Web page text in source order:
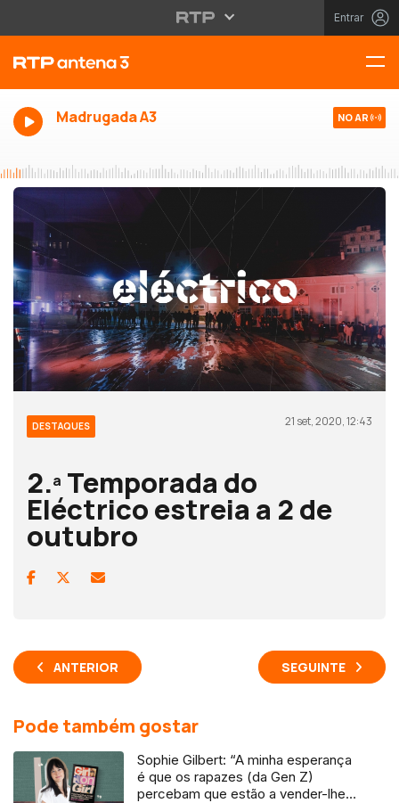
Entrar
Madrugada A3 NO AR
DESTAQUES 21 set, 2020, 12:43
2.ª Temporada do
Eléctrico estreia a 2 de
outubro
ANTERIOR SEGUINTE
Pode também gostar
Sophie Gilbert: “A minha esperança
é que os rapazes (da Gen Z)
percebam que estão a vender-lhes